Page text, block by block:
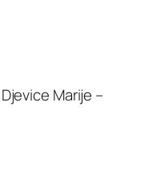
Marije –